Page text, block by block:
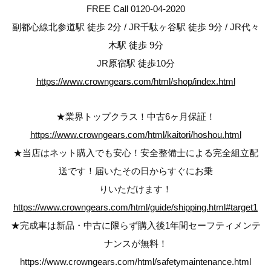
FREE Call 0120-04-2020
副都心線北参道駅 徒歩 2分 / JR千駄ヶ谷駅 徒歩 9分 / JR代々
木駅 徒歩 9分
JR原宿駅 徒歩10分
https://www.crowngears.com/html/shop/index.html
★業界トップクラス！中古6ヶ月保証！
https://www.crowngears.com/html/kaitori/hoshou.html
★当店はネット購入でも安心！安全整備士による完全組立配
送です！届いたその日からすぐにお乗
りいただけます！
https://www.crowngears.com/html/guide/shipping.html#target1
★完成車は新品・中古に限らず購入後1年間セーフティメンテ
ナンスが無料！
https://www.crowngears.com/html/safetymaintenance.html